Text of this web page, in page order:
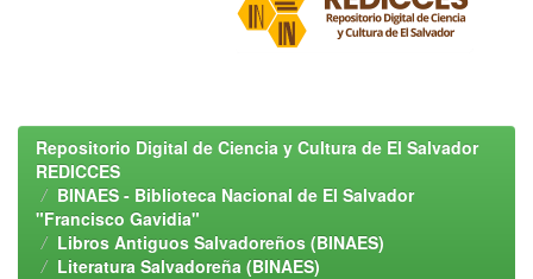
Repositorio Digital de Ciencia y Cultura de El Salvador
REDICCES
BINAES - Biblioteca Nacional de El Salvador
"Francisco Gavidia"
Libros Antiguos Salvadoreños (BINAES)
Literatura Salvadoreña (BINAES)